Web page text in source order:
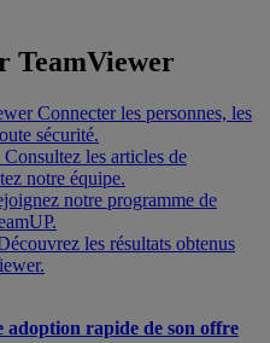
TeamViewer
Connecter les personnes, les
sécurité.
Consultez les articles de
notre équipe.
notre programme de
les résultats obtenus
rapide de son offre